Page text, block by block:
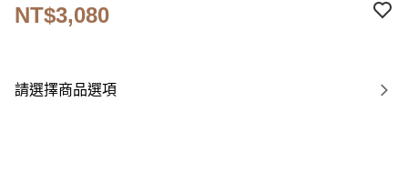
NT$3,080
請選擇商品選項